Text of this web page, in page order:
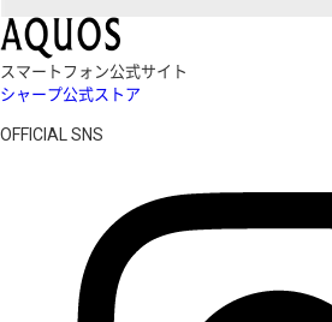
スマートフォン公式サイト
シャープ公式ストア
OFFICIAL SNS